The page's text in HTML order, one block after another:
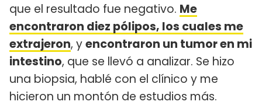
que el resultado fue negativo. Me
encontraron diez pólipos, los cuales me
extrajeron, yencontraron un tumor en mi
intestino, que se llevó a analizar. Se hizo
una biopsia, hablé con el clínico y me
hicieron un montón de estudios más.